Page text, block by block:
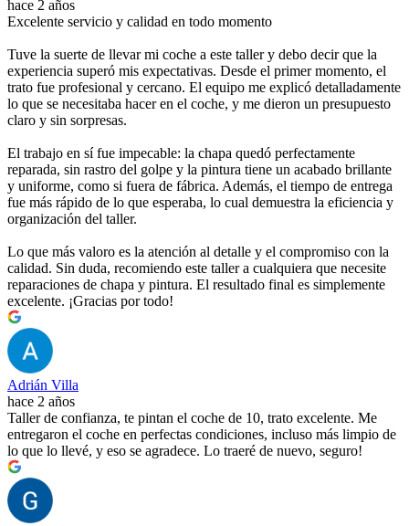
hace 2 años
Excelente servicio y calidad en todo momento
Tuve la suerte de llevar mi coche a este taller y debo decir que la
experiencia superó mis expectativas. Desde el primer momento, el
trato fue profesional y cercano. El equipo me explicó detalladamente
lo que se necesitaba hacer en el coche, y me dieron un presupuesto
claro y sin sorpresas.
El trabajo en sí fue impecable: la chapa quedó perfectamente
reparada, sin rastro del golpe y la pintura tiene un acabado brillante
y uniforme, como si fuera de fábrica. Además, el tiempo de entrega
fue más rápido de lo que esperaba, lo cual demuestra la eficiencia y
organización del taller.
Lo que más valoro es la atención al detalle y el compromiso con la
calidad. Sin duda, recomiendo este taller a cualquiera que necesite
reparaciones de chapa y pintura. El resultado final es simplemente
excelente. ¡Gracias por todo!
Adrián Villa
hace 2 años
Taller de confianza, te pintan el coche de 10, trato excelente. Me
entregaron el coche en perfectas condiciones, incluso más limpio de
lo que lo llevé, y eso se agradece. Lo traeré de nuevo, seguro!